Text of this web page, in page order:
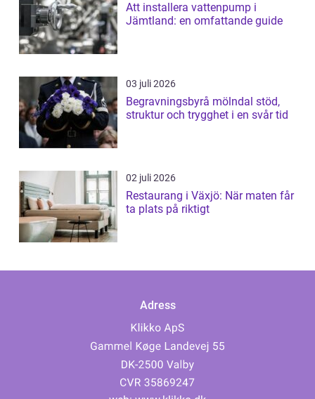
Att installera vattenpump i
Jämtland: en omfattande guide
03 juli 2026
Begravningsbyrå mölndal stöd,
struktur och trygghet i en svår tid
02 juli 2026
Restaurang i Växjö: När maten får
ta plats på riktigt
Adress